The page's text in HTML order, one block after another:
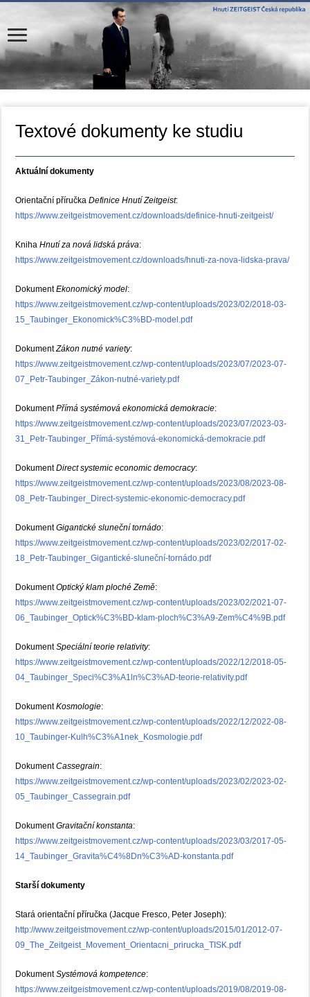
Textové dokumenty ke studiu
Aktuální dokumenty
Orientační příručkaDefinice Hnutí Zeitgeist:
https://www.zeitgeistmovement.cz/downloads/definice-hnuti-zeitgeist/
KnihaHnutí za nová lidská práva:
https://www.zeitgeistmovement.cz/downloads/hnuti-za-nova-lidska-prava/
DokumentEkonomický model:
https://www.zeitgeistmovement.cz/wp-content/uploads/2023/02/2018-03-
15_Taubinger_Ekonomick%C3%BD-model.pdf
DokumentZákon nutné variety:
https://www.zeitgeistmovement.cz/wp-content/uploads/2023/07/2023-07-
07_Petr-Taubinger_Zákon-nutné-variety.pdf
DokumentPřímá systémová ekonomická demokracie:
https://www.zeitgeistmovement.cz/wp-content/uploads/2023/07/2023-03-
31_Petr-Taubinger_Přímá-systémová-ekonomická-demokracie.pdf
DokumentDirect systemic economic democracy:
https://www.zeitgeistmovement.cz/wp-content/uploads/2023/08/2023-08-
08_Petr-Taubinger_Direct-systemic-ekonomic-democracy.pdf
DokumentGigantické sluneční tornádo:
https://www.zeitgeistmovement.cz/wp-content/uploads/2023/02/2017-02-
18_Petr-Taubinger_Gigantické-sluneční-tornádo.pdf
DokumentOptický klam ploché Země:
https://www.zeitgeistmovement.cz/wp-content/uploads/2023/02/2021-07-
06_Taubinger_Optick%C3%BD-klam-ploch%C3%A9-Zem%C4%9B.pdf
DokumentSpeciální teorie relativity:
https://www.zeitgeistmovement.cz/wp-content/uploads/2022/12/2018-05-
04_Taubinger_Speci%C3%A1ln%C3%AD-teorie-relativity.pdf
DokumentKosmologie:
https://www.zeitgeistmovement.cz/wp-content/uploads/2022/12/2022-08-
10_Taubinger-Kulh%C3%A1nek_Kosmologie.pdf
DokumentCassegrain:
https://www.zeitgeistmovement.cz/wp-content/uploads/2023/02/2023-02-
05_Taubinger_Cassegrain.pdf
DokumentGravitační konstanta:
https://www.zeitgeistmovement.cz/wp-content/uploads/2023/03/2017-05-
14_Taubinger_Gravita%C4%8Dn%C3%AD-konstanta.pdf
Starší dokumenty
Stará orientační příručka (Jacque Fresco, Peter Joseph):
http://www.zeitgeistmovement.cz/wp-content/uploads/2015/01/2012-07-
09_The_Zeitgeist_Movement_Orientacni_prirucka_TISK.pdf
DokumentSystémová kompetence:
https://www.zeitgeistmovement.cz/wp-content/uploads/2019/08/2019-08-